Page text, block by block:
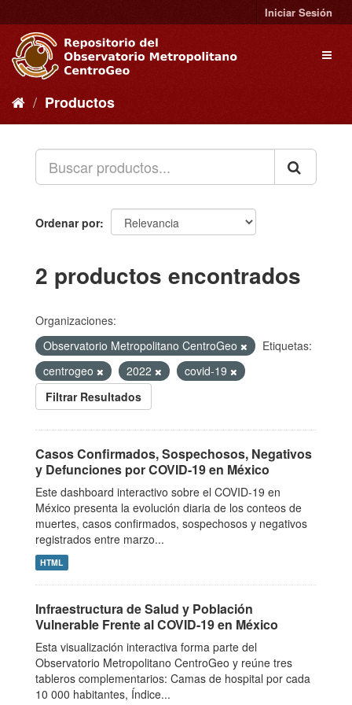
al
contenido
Iniciar Sesión
Productos
Ordenar por
2 productos encontrados
Organizaciones:
Observatorio Metropolitano CentroGeo
Etiquetas:
centrogeo
2022
covid-19
Filtrar Resultados
Casos Confirmados, Sospechosos, Negativos
y Defunciones por COVID-19 en México
Este dashboard interactivo sobre el COVID-19 en
México presenta la evolución diaria de los conteos de
muertes, casos confirmados, sospechosos y negativos
registrados entre marzo...
HTML
Infraestructura de Salud y Población
Vulnerable Frente al COVID-19 en México
Esta visualización interactiva forma parte del
Observatorio Metropolitano CentroGeo y reúne tres
tableros complementarios: Camas de hospital por cada
10 000 habitantes, Índice...